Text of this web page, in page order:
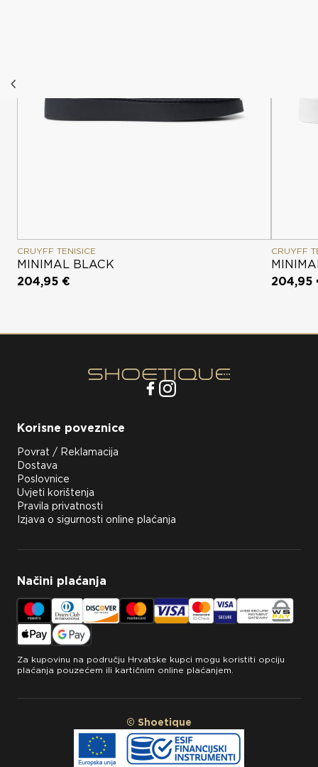
CRUYFF TENISICE
MINIMAL BLACK
204,95 €
CRUYFF
204,95
Korisne poveznice
Povrat / Reklamacija
Dostava
Poslovnice
Uvjeti korištenja
Pravila privatnosti
Izjava o sigurnosti online plaćanja
Načini plaćanja
Za kupovinu na području Hrvatske kupci mogu koristiti opciju
plaćanja pouzećem ili kartičnim online plaćanjem.
© Shoetique